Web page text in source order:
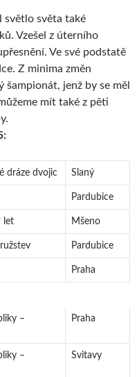
světlo světa také
Vzešel z úterního
Ve své podstatě
Z minima změn
šampionát, jenž by se měl
mít také z pěti
dráze dvojic Slaný
Pardubice
let Mšeno
Pardubice
Praha
–
Praha
–
Svitavy